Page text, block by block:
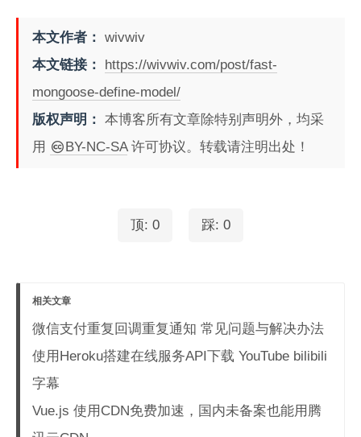
本文作者： wivwiv
本文链接：
https://wivwiv.com/post/fast-
mongoose-define-model/
版权声明： 本博客所有文章除特别声明外，均采
用
BY-NC-SA许可协议。转载请注明出处！
顶: 0 踩: 0
相关文章
微信支付重复回调重复通知 常见问题与解决办法
使用Heroku搭建在线服务API下载 YouTube bilibili
字幕
Vue.js 使用CDN免费加速，国内未备案也能用腾